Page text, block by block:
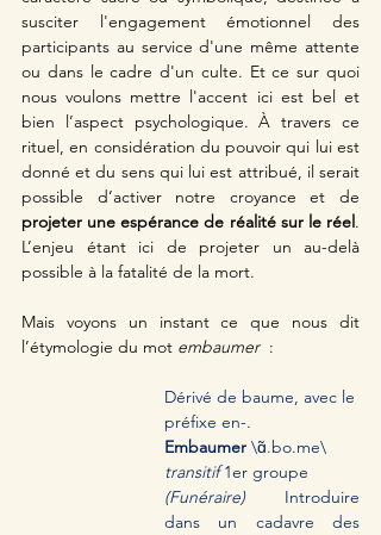
susciter l'engagement émotionnel des
participants au service d'une même attente
ou dans le cadre d'un culte. Et ce sur quoi
nous voulons mettre l'accent ici est bel et
bien l’aspect psychologique. À travers ce
rituel, en considération du pouvoir qui lui est
donné et du sens qui lui est attribué, il serait
projeter une espérance de réalité sur le réel.
L’enjeu étant ici de projeter un au-delà
possible à la fatalité de la mort.
Mais voyons un instant ce que nous dit
l’étymologie du mot embaumer :
Dérivé de baume, avec le
préfixe en-.
Embaumer \ɑ̃.bo.me\
transitif 1er groupe
(Funéraire) Introduire
dans un cadavre des